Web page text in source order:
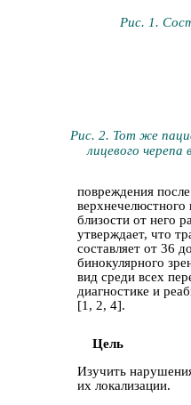
Рис. 1.
Рис. 2. Тот же
лицевого
повреждения
верхнечелюстного
близости от него
утверждает, что
cocтaвляeт oт 36
бинокулярного
вид среди всех
диагностике и
[1, 2, 4].
Цель
Изучить
их локализaции.